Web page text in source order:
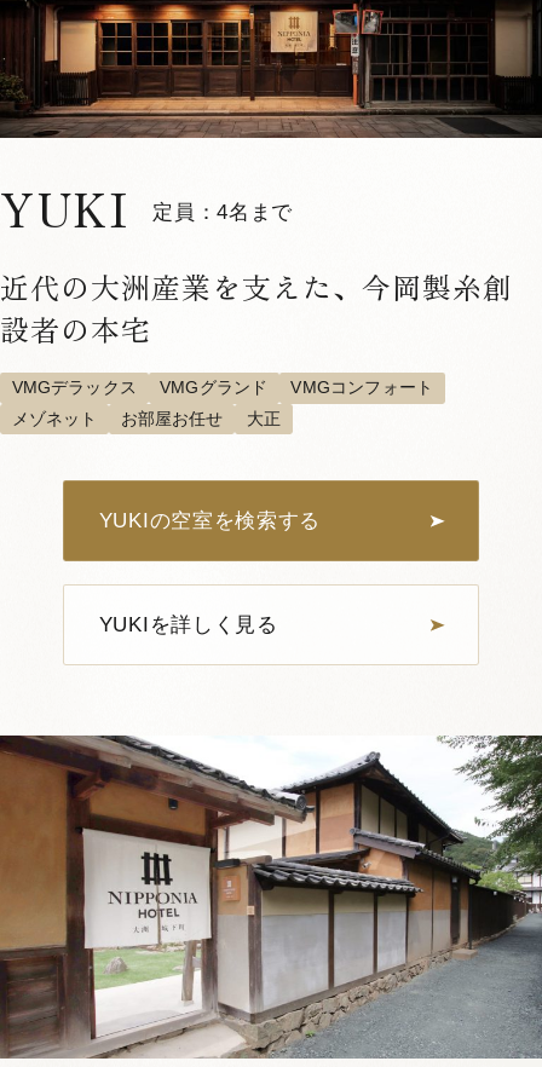
YUKI 定員：4名まで
近代の大洲産業を支えた、今岡製糸創
設者の本宅
VMGデラックス VMGグランド
VMGコンフォート
メゾネット
お部屋お任せ 大正
YUKIの空室を検索する
YUKIを詳しく見る
MUNE 501定員：3名まで
詳しく見る 空室確認・ご予約